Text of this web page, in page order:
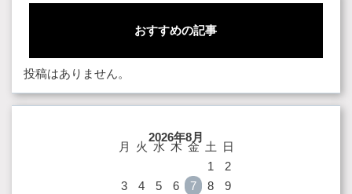
おすすめの記事
投稿はありません。
2026年8月
月 火 水 木 金 土
日
1
2
3
4 5 6 7 8
9